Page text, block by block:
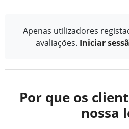
Apenas utilizadores
avaliações. Iniciar
Por que os
nossa